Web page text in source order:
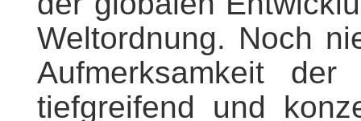
Weltordnung. Noch
Aufmerksamkeit
tiefgreifend und